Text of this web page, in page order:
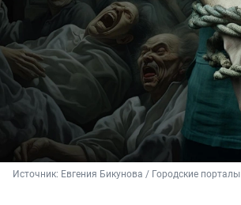
Источник: Евгения Бикунова / Городские порталы